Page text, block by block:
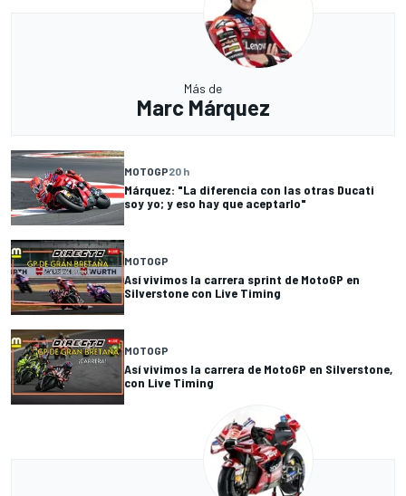
Más de
Marc Márquez
MOTOGP20 h
Márquez: "La diferencia con las otras Ducati
soy yo; y eso hay que aceptarlo"
MOTOGP
Así vivimos la carrera sprint de MotoGP en
Silverstone con Live Timing
MOTOGP
Así vivimos la carrera de MotoGP en Silverstone,
con Live Timing